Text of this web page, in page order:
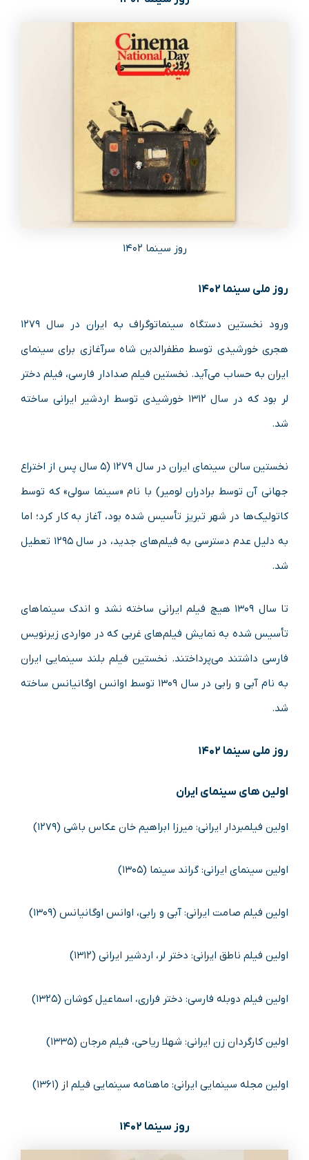
روز سینما ۱۴۰۲
روز ملی سینما ۱۴۰۲
ورود نخستین دستگاه سینماتوگراف به ایران در سال ۱۲۷۹
هجری خورشیدی توسط مظفرالدین شاه سرآغازی برای سینمای
ایران به حساب می‌آید. نخستین فیلم صدادار فارسی، فیلم دختر
لر بود که در سال ۱۳۱۲ خورشیدی توسط اردشیر ایرانی ساخته
شد.
نخستین سالن سینمای ایران در سال ۱۲۷۹ (۵ سال پس از اختراع
جهانی آن توسط برادران لومیر) با نام «سینما سولی» که توسط
کاتولیک‌ها در شهر تبریز تأسیس شده بود، آغاز به کار کرد؛ اما
به دلیل عدم دسترسی به فیلم‌های جدید، در سال ۱۲۹۵ تعطیل
شد.
تا سال ۱۳۰۹ هیچ فیلم ایرانی ساخته نشد و اندک سینماهای
تأسیس شده به نمایش فیلم‌های غربی که در مواردی زیرنویس
فارسی داشتند می‌پرداختند. نخستین فیلم بلند سینمایی ایران
به نام آبی و رابی در سال ۱۳۰۹ توسط اوانس اوگانیانس ساخته
شد.
روز ملی سینما ۱۴۰۲
اولین های سینمای ایران
اولین فیلمبردار ایرانی: میرزا ابراهیم خان عکاس باشی (۱۲۷۹)
اولین سینمای ایرانی: گراند سینما (۱۳۰۵)
اولین فیلم صامت ایرانی: آبی و رابی، اوانس اوگانیانس (۱۳۰۹)
اولین فیلم ناطق ایرانی: دختر لر، اردشیر ایرانی (۱۳۱۲)
اولین فیلم دوبله فارسی: دختر فراری، اسماعیل کوشان (۱۳۲۵)
اولین کارگردان زن ایرانی: شهلا ریاحی، فیلم مرجان (۱۳۳۵)
اولین مجله سینمایی ایرانی: ماهنامه سینمایی فیلم از (۱۳۶۱)
روز سینما ۱۴۰۲